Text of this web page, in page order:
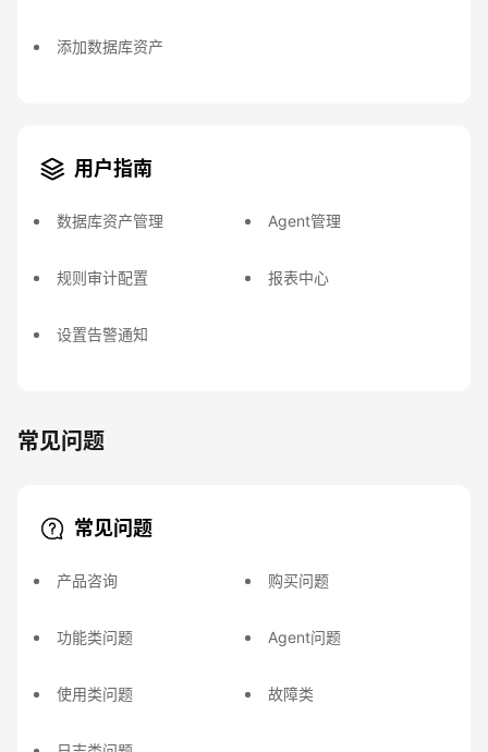
添加数据库资产
用户指南
数据库资产管理 Agent管理
规则审计配置 报表中心
设置告警通知
常见问题
常见问题
产品咨询 购买问题
功能类问题 Agent问题
使用类问题 故障类